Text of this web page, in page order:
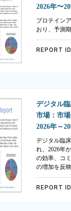
2026年〜
プロテイン
おり、予測
REPORT
デジタル
市場：市場
2026年～
デジタル臨
れ、2026年
の効率、コ
の増加を反
REPORT